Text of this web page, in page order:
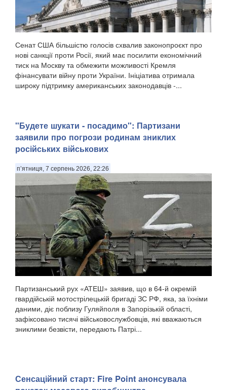
Сенат США більшістю голосів схвалив законопроєкт про
нові санкції проти Росії, який має посилити економічний
тиск на Москву та обмежити можливості Кремля
фінансувати війну проти України. Ініціатива отримала
широку підтримку американських законодавців -...
"Будете шукати - посадимо": Партизани
заявили про погрози родинам зниклих
російських військових
п’ятниця, 7 серпень 2026, 22:26
Партизанський рух «АТЕШ» заявив, що в 64-й окремій
гвардійській мотострілецькій бригаді ЗС РФ, яка, за їхніми
даними, діє поблизу Гуляйполя в Запорізькій області,
зафіксовано тисячі військовослужбовців, які вважаються
зниклими безвісти, передають Патрі...
Сенсаційний старт: Fire Point анонсувала